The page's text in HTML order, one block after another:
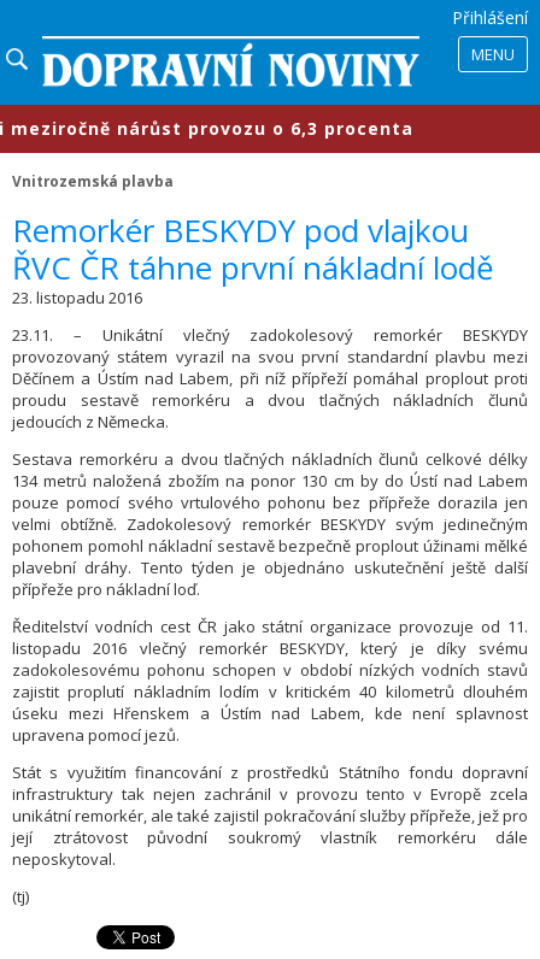
Přihlášení
MENU
nárůst provozu o 6,3 procenta
Vnitrozemská plavba
​Remorkér BESKYDY pod vlajkou
ŘVC ČR táhne první nákladní lodě
23. listopadu 2016
23.11. – Unikátní vlečný zadokolesový remorkér BESKYDY
provozovaný státem vyrazil na svou první standardní plavbu mezi
Děčínem a Ústím nad Labem, při níž přípřeží pomáhal proplout proti
proudu sestavě remorkéru a dvou tlačných nákladních člunů
jedoucích z Německa.
Sestava remorkéru a dvou tlačných nákladních člunů celkové délky
134 metrů naložená zbožím na ponor 130 cm by do Ústí nad Labem
pouze pomocí svého vrtulového pohonu bez přípřeže dorazila jen
velmi obtížně. Zadokolesový remorkér BESKYDY svým jedinečným
pohonem pomohl nákladní sestavě bezpečně proplout úžinami mělké
plavební dráhy. Tento týden je objednáno uskutečnění ještě další
přípřeže pro nákladní loď.
Ředitelství vodních cest ČR jako státní organizace provozuje od 11.
listopadu 2016 vlečný remorkér BESKYDY, který je díky svému
zadokolesovému pohonu schopen v období nízkých vodních stavů
zajistit proplutí nákladním lodím v kritickém 40 kilometrů dlouhém
úseku mezi Hřenskem a Ústím nad Labem, kde není splavnost
upravena pomocí jezů.
Stát s využitím financování z prostředků Státního fondu dopravní
infrastruktury tak nejen zachránil v provozu tento v Evropě zcela
unikátní remorkér, ale také zajistil pokračování služby přípřeže, jež pro
její ztrátovost původní soukromý vlastník remorkéru dále
neposkytoval.
(tj)